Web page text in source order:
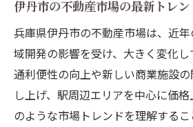
伊丹市の不動産市場の最新トレン
兵庫県伊丹市の不動産市場は、近
域開発の影響を受け、大きく変化
通利便性の向上や新しい商業施設
し上げ、駅周辺エリアを中心に価
のような市場トレンドを理解する